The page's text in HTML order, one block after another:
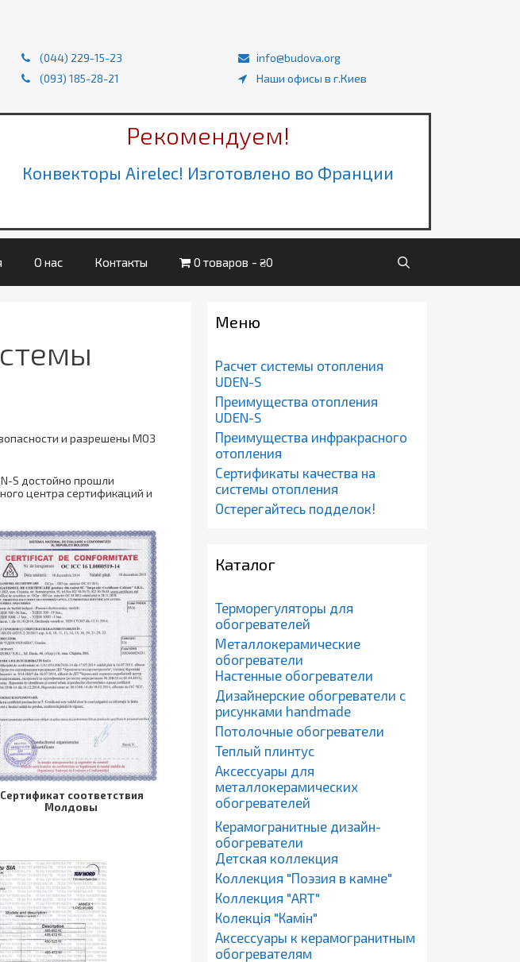
(044) 229-15-23
(093) 185-28-21
info@budova.org
Наши офисы в г.Киев
Рекомендуем!
Конвекторы Airelec! Изготовлено во Франции
О нас Контакты 0 товаров ₴0
и разрешены МОЗ
S достойно прошли
центра сертификаций и
Cертификат соответствия
Молдовы
Меню
Расчет системы отопления
UDEN-S
Преимущества отопления
UDEN-S
Преимущества инфракрасного
отопления
Сертификаты качества на
системы отопления
Остерегайтесь подделок!
Каталог
Терморегуляторы для
обогревателей
Металлокерамические
обогреватели
Настенные обогреватели
Дизайнерские обогреватели с
рисунками handmade
Потолочные обогреватели
Теплый плинтус
Аксессуары для
металлокерамических
обогревателей
Керамогранитные дизайн-
обогреватели
Детская коллекция
Коллекция "Поэзия в камне"
Коллекция "ART"
Колекція "Камін"
Аксессуары к керамогранитным
обогревателям